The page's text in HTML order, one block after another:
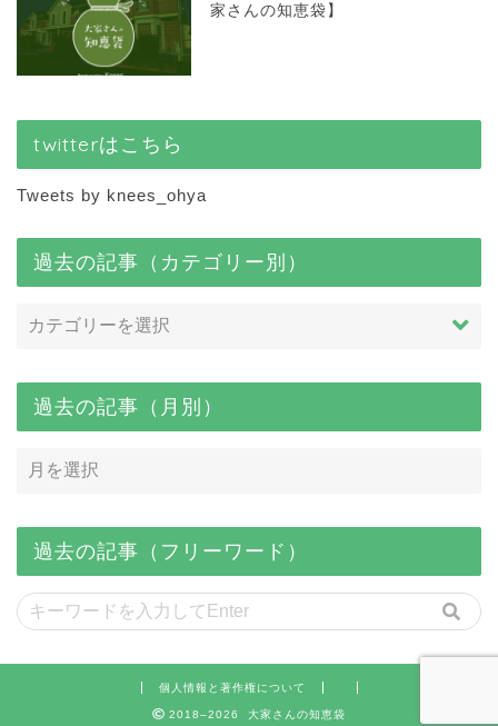
家さんの知恵袋】
twitterはこちら
Tweets by knees_ohya
過去の記事（カテゴリー別）
過去の記事（月別）
過去の記事（フリーワード）
個人情報と著作権について
2018–2026 大家さんの知恵袋